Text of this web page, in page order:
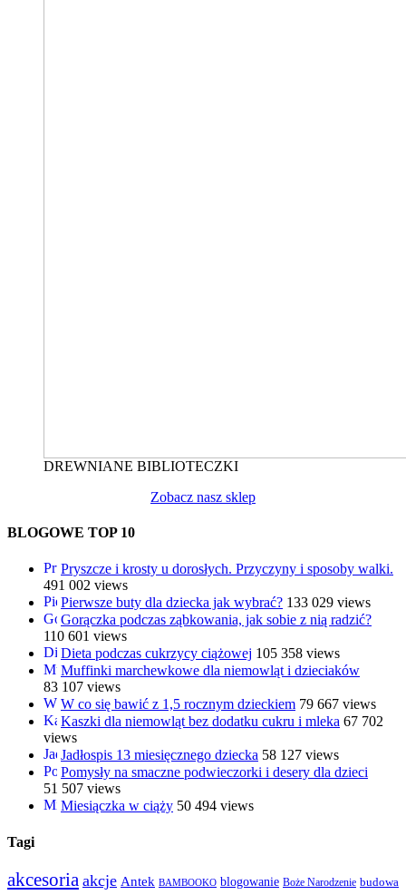
DREWNIANE BIBLIOTECZKI
Zobacz nasz sklep
BLOGOWE TOP 10
Pryszcze i krosty u dorosłych. Przyczyny i sposoby walki.
491 002 views
Pierwsze buty dla dziecka jak wybrać? 133 029 views
Gorączka podczas ząbkowania, jak sobie z nią radzić?
110 601 views
Dieta podczas cukrzycy ciążowej 105 358 views
Muffinki marchewkowe dla niemowląt i dzieciaków
83 107 views
W co się bawić z 1,5 rocznym dzieckiem 79 667 views
Kaszki dla niemowląt bez dodatku cukru i mleka 67 702
views
Jadłospis 13 miesięcznego dziecka 58 127 views
Pomysły na smaczne podwieczorki i desery dla dzieci
51 507 views
Miesiączka w ciąży 50 494 views
Tagi
akcesoria akcje Antek BAMBOOKO blogowanie Boże Narodzenie budowa